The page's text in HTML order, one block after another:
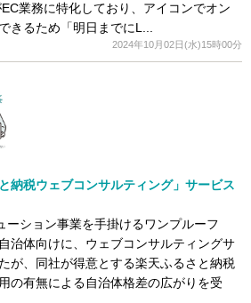
業務に特化しており、アイコンでオン
きるため「明日までにL...
2024年10月02日(水)15時00分
納税ウェブコンサルティング」サービス
ーション事業を手掛けるワンプルーフ
治体向けに、ウェブコンサルティングサ
が、同社が得意とする楽天ふるさと納税
の有無による自治体格差の広がりを受